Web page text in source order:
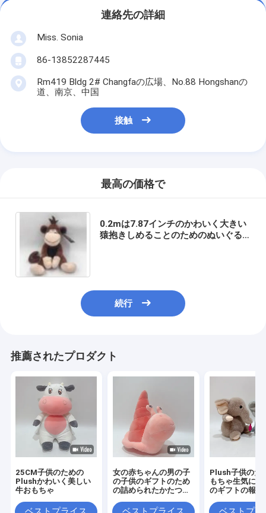
連絡先の詳細
Miss. Sonia
86-13852287445
Rm419 Bldg 2# Changfaの広場、No.88 Hongshanの
道、南京、中国
接触
最高の価格で
0.2mは7.87インチのかわいく大きい
猿抱きしめることのためのぬいぐる
続行
推薦されたプロダクト
25CM子供のための
Plushかわいく美しい
牛おもちゃ
女の赤ちゃんの男の子
の子供のギフトのため
の詰められたかたつむ
Plush子供のた
もちゃ生気に満
のギフトの報酬